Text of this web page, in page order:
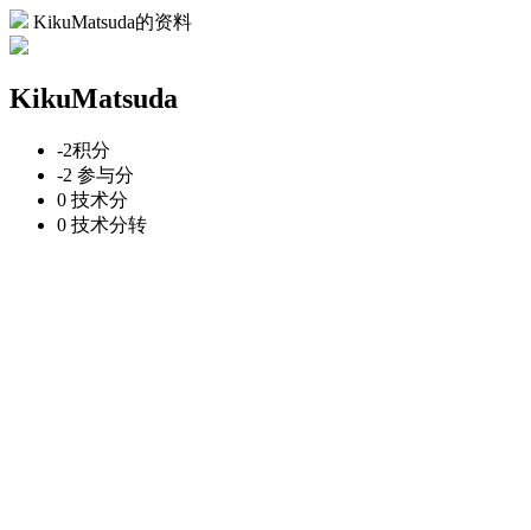
KikuMatsuda的资料
KikuMatsuda
-2积分
-2 参与分
0 技术分
0 技术分转